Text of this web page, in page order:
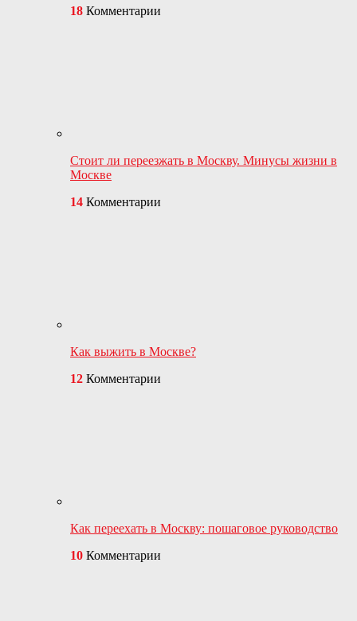
18 Комментарии
Стоит ли переезжать в Москву. Минусы жизни в
Москве
14 Комментарии
Как выжить в Москве?
12 Комментарии
Как переехать в Москву: пошаговое руководство
10 Комментарии